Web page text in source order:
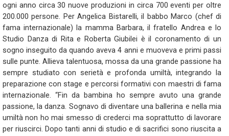
ogni anno circa 30 nuove produzioni in circa 700 eventi per oltre
200.000 persone. Per Angelica Bistarelli, il babbo Marco (chef di
fama internazionale) la mamma Barbara, il fratello Andrea e lo
Studio Danza di Rita e Roberta Giubilei è il coronamento di un
sogno inseguito da quando aveva 4 anni e muoveva e primi passi
sulle punte. Allieva talentuosa, mossa da una grande passione ha
sempre studiato con serietà e profonda umiltà, integrando la
preparazione con stage e percorsi formativi con maestri di fama
internazionale. “Fin da bambina ho sempre avuto una grande
passione, la danza. Sognavo di diventare una ballerina e nella mia
umiltà non ho mai smesso di crederci ma soprattutto di lavorare
per riuscirci. Dopo tanti anni di studio e di sacrifici sono riuscita a